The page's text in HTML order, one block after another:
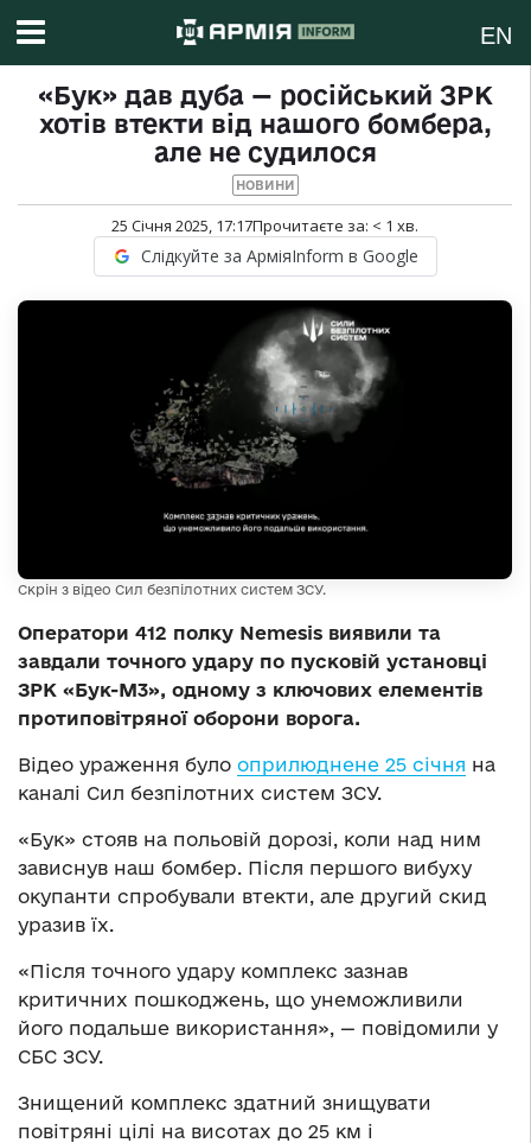
EN
«Бук» дав дуба — російський ЗРК
хотів втекти від нашого бомбера,
але не судилося
НОВИНИ
25 Січня 2025, 17:17Прочитаєте за: < 1 хв.
Слідкуйте за АрміяInform в Google
Скрін з відео Сил безпілотних систем ЗСУ.
Оператори 412 полку Nemesis виявили та
завдали точного удару по пусковій установці
ЗРК «Бук-М3», одному з ключових елементів
протиповітряної оборони ворога.
Відео ураження було оприлюднене 25 січня на
каналі Сил безпілотних систем ЗСУ.
«Бук» стояв на польовій дорозі, коли над ним
зависнув наш бомбер. Після першого вибуху
окупанти спробували втекти, але другий скид
уразив їх.
«Після точного удару комплекс зазнав
критичних пошкоджень, що унеможливили
його подальше використання», — повідомили у
СБС ЗСУ.
Знищений комплекс здатний знищувати
повітряні цілі на висотах до 25 км і